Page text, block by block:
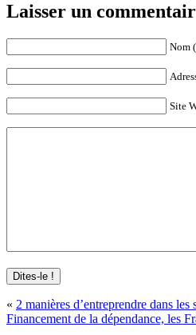
Laisser un
Nom
Site
« 2 manières d’entreprendre dans les
Financement de la dépendance, les